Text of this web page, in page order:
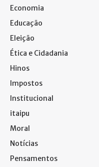
Economia
Educação
Eleição
Ética e Cidadania
Hinos
Impostos
Institucional
itaipu
Moral
Notícias
Pensamentos